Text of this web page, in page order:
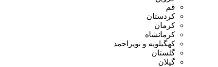
قم
کردستان
کرمان
کرمانشاه
کهگیلویه و بویراحمد
گلستان
گیلان